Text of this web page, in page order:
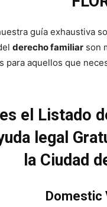
guía exhaustiva
derecho familiarson
para aquellos que
el Listado
legal
la Ciudad
Domestic